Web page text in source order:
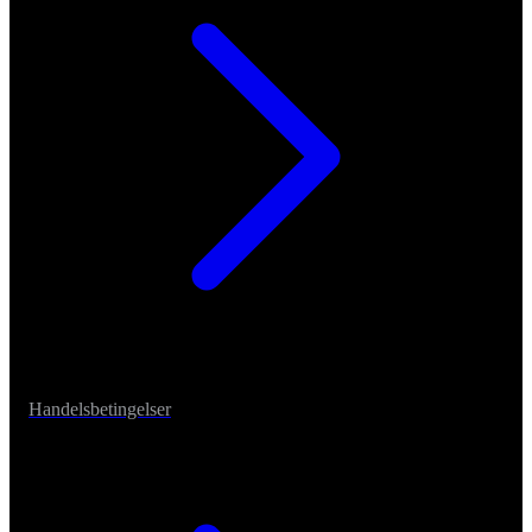
Handelsbetingelser